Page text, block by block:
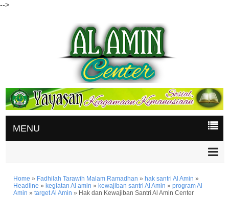
-->
MENU
Home » Fadhilah Tarawih Malam Ramadhan »hak santri Al Amin »
Headline »kegiatan Al amin »kewajiban santri Al Amin »program Al
Amin »target Al Amin » Hak dan Kewajiban Santri Al Amin Center